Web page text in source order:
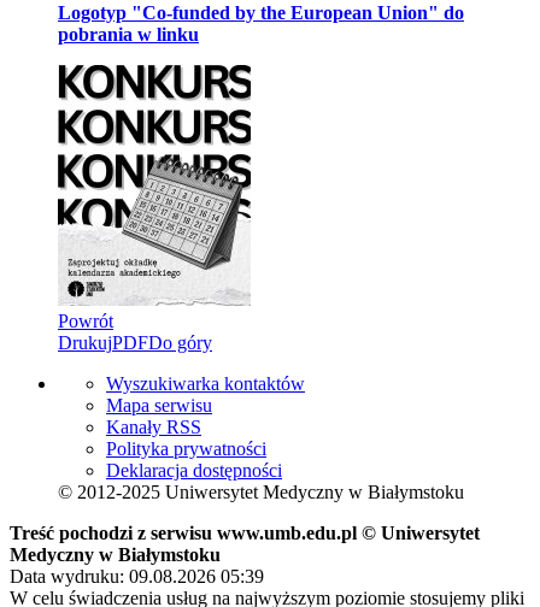
Logotyp "Co-funded by the European Union" do
pobrania w linku
Powrót
DrukujPDFDo góry
Wyszukiwarka kontaktów
Mapa serwisu
Kanały RSS
Polityka prywatności
Deklaracja dostępności
© 2012-2025 Uniwersytet Medyczny w Białymstoku
Treść pochodzi z serwisu www.umb.edu.pl © Uniwersytet
Medyczny w Białymstoku
Data wydruku: 09.08.2026 05:39
W celu świadczenia usług na najwyższym poziomie stosujemy pliki